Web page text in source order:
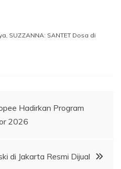
, SUZZANNA: SANTET Dosa di
Hadirkan Program
2026
di Jakarta Resmi Dijual